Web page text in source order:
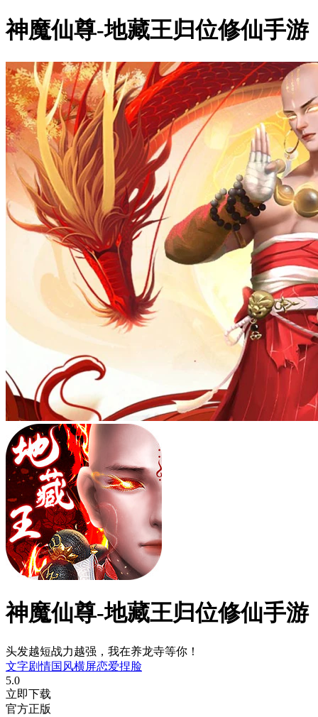
神魔仙尊-地藏王归位修仙手游
神魔仙尊-地藏王归位修仙手游
头发越短战力越强，我在养龙寺等你！
文字剧情国风横屏恋爱捏脸
5.0
立即下载
官方正版